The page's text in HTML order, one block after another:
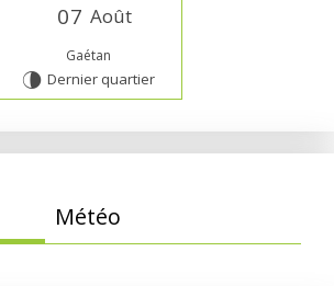
07 Août
Gaétan
U Dernier quartier
Météo